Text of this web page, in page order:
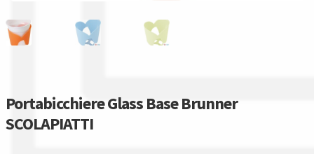
Privacy policy
Confronta
Portabicchiere Glass Base Brunner
SCOLAPIATTI